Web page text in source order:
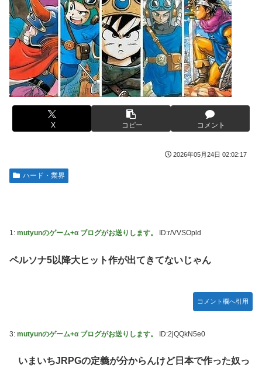
【衝撃】クルタ族虐 殺の犯人、ツェリードニヒで確定！ク
ロロの演劇のせいで2人も無駄死ににwwww
【悲報】ライター「ちいかわが反社とコラボしてた」ﾊﾟｼｬｯ
死神のコスプレをして隣のビルの屋上から病院を眺めていた
男を逮捕ｗｗｗ
【画像】コスプレイヤーが死ぬ気で痩せた結果ｗｗｗｗ
【ROBOT魂】 88,000のミーティアが二次も即完売なの大人
気すぎる…
【画像】田中みな実さん、妊娠中とは思えないヒール姿で登
ない
者」自認
【悲報】人気配信者「はっきり言う、ジャングリア沖縄ほん
海外「全部日本の真似だったのか…」 日本の普通のテレビ
【画像】かつて天下を獲っていたYouTuberの現在ｗｗｗｗ
【速報】熊本イオンモール、爆発の原因は『これ』の可能性
【悲報】コレコレ、月収1億円ｗｗｗそりゃ外出るのにボデ
ィガードつけるわ…
【悲報】有名漫画家、がんを公表「大腸癌になってしまいま
した。肝臓に転移も見られてステージ4です」
伊勢鈴蘭さん、コカ・コーラ愛を全力アピール！
【画像】田中みな実さん、妊娠中とは思えないヒール姿で登
場してしまう
ｗ
薬剤処方…被災者向け大浴場も！
原価の半分以下に…肥料代や燃料代は高騰「今年でやめる」
サボらず走るし流問題解決じゃね？」
X コピー コメント
2026年05月24日 02:02:17
ハード・業界
1: mutyunのゲーム+α ブログがお送りします。 ID:r/VVSOpld
ペルソナ5以降大ヒット作が出てきてないじゃん
コメント欄へ引用
3: mutyunのゲーム+α ブログがお送りします。 ID:2jQQkN5e0
いまいちJRPGの定義が分からんけど日本で作った奴っ